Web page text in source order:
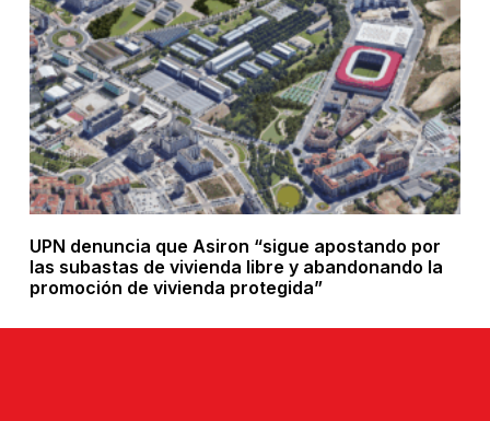
UPN denuncia que Asiron “sigue apostando por
las subastas de vivienda libre y abandonando la
promoción de vivienda protegida”